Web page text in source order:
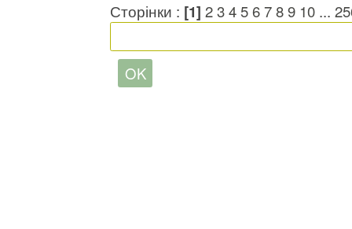
Сторінки : [1] 23456789 10 ...